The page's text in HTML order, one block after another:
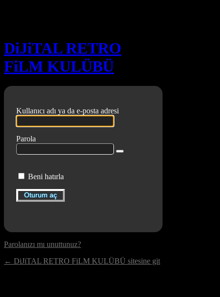
DiJiTAL RETRO
FiLM KULÜBÜ
Kullanıcı adı ya da e-posta adresi
Parola
Beni hatırla
Parolanızı mı unuttunuz?
← DiJiTAL RETRO FiLM KULÜBÜ sitesine git